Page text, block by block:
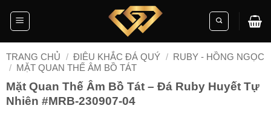
TRANG CHỦ / ĐIÊU KHẮC ĐÁ QUÝ / RUBY - HỒNG NGỌC
/ MẶT QUAN THẾ ÂM BỒ TÁT
Mặt Quan Thế Âm Bồ Tát – Đá Ruby Huyết Tự
Nhiên #MRB-230907-04